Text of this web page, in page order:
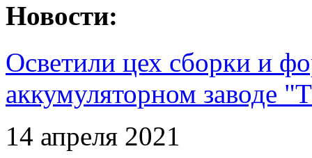
Новости:
Осветили цех сборки и
аккумуляторном заводе
14 апреля 2021